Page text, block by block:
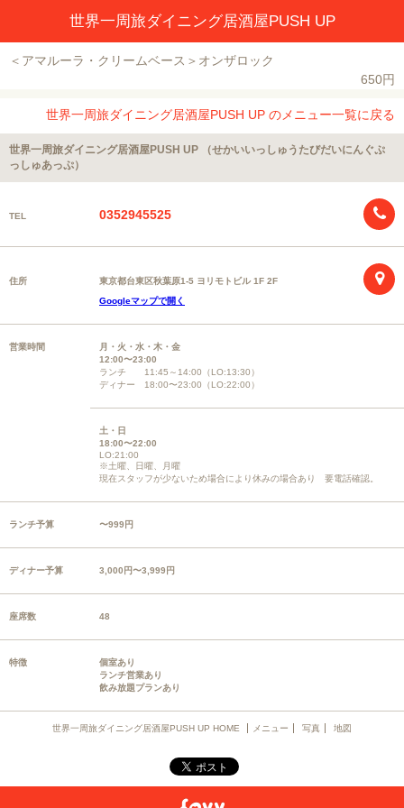
世界一周旅ダイニング居酒屋PUSH UP
＜アマルーラ・クリームベース＞オンザロック
650円
世界一周旅ダイニング居酒屋PUSH UP のメニュー一覧に戻る
世界一周旅ダイニング居酒屋PUSH UP （せかいいっしゅうたびだいにんぐぷ
っしゅあっぷ）
TEL 0352945525
住所
東京都台東区秋葉原1-5 ヨリモトビル 1F 2F
Googleマップで開く
営業時間
月・火・水・木・金
12:00〜23:00
ランチ 11:45～14:00（LO:13:30）
ディナー 18:00〜23:00（LO:22:00）
土・日
18:00〜22:00
LO:21:00
※土曜、日曜、月曜
現在スタッフが少ないため場合により休みの場合あり 要電話確認。
ランチ予算 〜999円
ディナー予算 3,000円〜3,999円
座席数 48
特徴
個室あり
ランチ営業あり
飲み放題プランあり
世界一周旅ダイニング居酒屋PUSH UP HOME メニュー 写真 地図